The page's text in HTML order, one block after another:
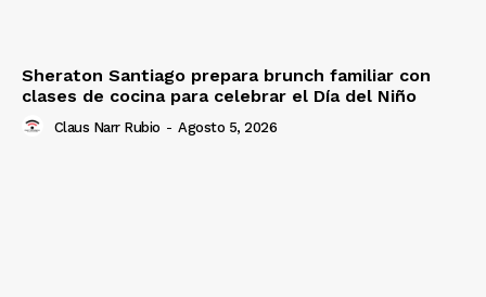
Sheraton Santiago prepara brunch familiar con
clases de cocina para celebrar el Día del Niño
Claus Narr Rubio - Agosto 5, 2026